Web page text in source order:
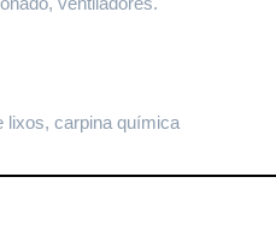
lixos, carpina química